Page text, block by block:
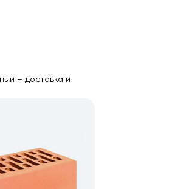
– доставка и